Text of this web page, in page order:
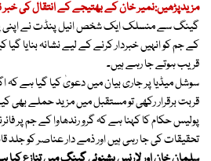
مزیدپڑھیں:نمیر خان کے بھتیجے کے انتقال کی خبر
گینگ سے منسلک ایک شخص انیل پنڈت نے اپنی
کے جم کو انہیں خبردار کرنے کے لیے نشانہ بنایا
قریب ہوتے جا رہے ہیں۔
سوشل میڈیا پر جاری بیان میں دعویٰ کیا گیا ہے کہ
قربت برقرار رکھی تو مستقبل میں مزید حملے بھی
پولیس حکام کا کہنا ہے کہ گرو رندھاوا کے جم پر
تحقیقات کی جا رہی ہیں اور ذمے دار عناصر کو جلد